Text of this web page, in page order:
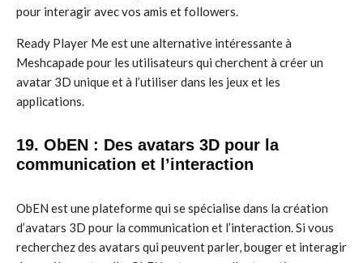
pour interagir avec vos amis et followers.
Ready Player Me est une alternative intéressante à
Meshcapade pour les utilisateurs qui cherchent à créer un
avatar 3D unique et à l’utiliser dans les jeux et les
applications.
19. ObEN : Des avatars 3D pour la
communication et l’interaction
ObEN est une plateforme qui se spécialise dans la création
d’avatars 3D pour la communication et l’interaction. Si vous
recherchez des avatars qui peuvent parler, bouger et interagir